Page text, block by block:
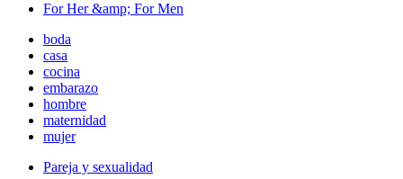
For Her &amp; For Men
boda
casa
cocina
embarazo
hombre
maternidad
mujer
Pareja y sexualidad